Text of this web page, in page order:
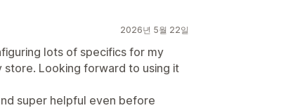
2026년 5월 22일
lots of specifics for my
Looking forward to using it
super helpful even before